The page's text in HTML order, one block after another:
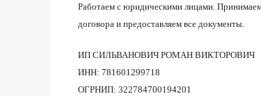
Работаем с юридическими лицами.
договора и предоставляем все документы.
ИП СИЛЬВАНОВИЧ РОМАН ВИКТОРОВИЧ
ИНН: 781601299718
ОГРНИП: 322784700194201